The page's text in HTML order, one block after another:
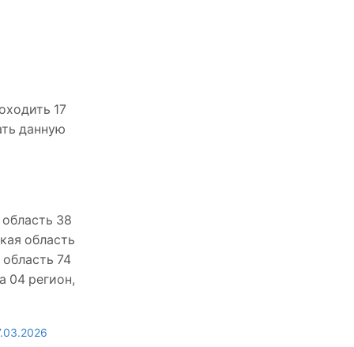
17
данную
38
область
74
04 регион,